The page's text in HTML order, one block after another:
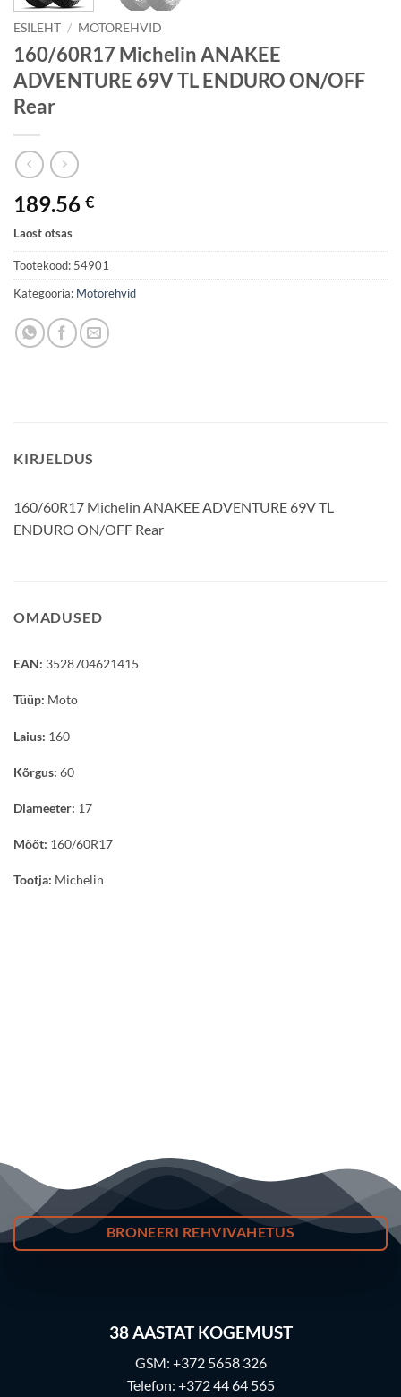
ESILEHT / MOTOREHVID
160/60R17 Michelin ANAKEE
ADVENTURE 69V TL ENDURO ON/OFF
Rear
189.56 €
Laost otsas
Tootekood: 54901
Kategooria: Motorehvid
KIRJELDUS
160/60R17 Michelin ANAKEE ADVENTURE 69V TL
ENDURO ON/OFF Rear
OMADUSED
EAN: 3528704621415
Tüüp: Moto
Laius: 160
Kõrgus: 60
Diameeter: 17
Mõõt: 160/60R17
Tootja: Michelin
BRONEERI REHVIVAHETUS
38AASTAT KOGEMUST
GSM: +372 5658 326
Telefon: +372 44 64 565